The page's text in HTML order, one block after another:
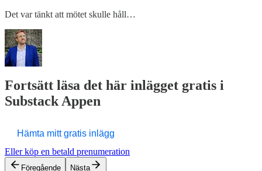
Det var tänkt att mötet skulle håll…
Fortsätt läsa det här inlägget gratis i
Substack Appen
Hämta mitt gratis inlägg
Eller köp en betald prenumeration
Föregående Nästa